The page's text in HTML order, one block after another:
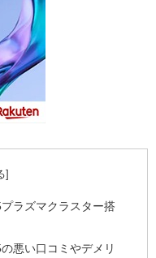
ラズマクラスター搭
悪い口コミやデメリ